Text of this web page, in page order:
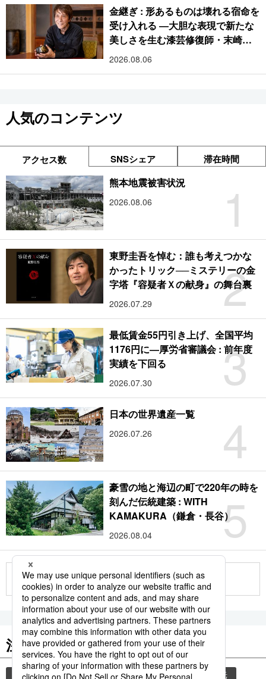
金継ぎ : 形あるものは壊れる宿命を
受け入れる ―大胆な表現で新たな
美しさを生む漆芸修復師・末崎広
樹
2026.08.06
人気のコンテンツ
アクセス数 SNSシェア 滞在時間
1
熊本地震被害状況
2026.08.06
2
東野圭吾を悼む：誰も考えつかな
かったトリック──ミステリーの金
字塔『容疑者Ｘの献身』の舞台裏
2026.07.29
3
最低賃金55円引き上げ、全国平均
1176円に―厚労省審議会 : 前年度
実績を下回る
2026.07.30
4
日本の世界遺産一覧
2026.07.26
5
豪雪の地と海辺の町で220年の時を
刻んだ伝統建築 : WITH
KAMAKURA（鎌倉・長谷）
2026.08.04
もっと見る
注目のキーワード
共同通信ニュース 気象・災害 災害 観光